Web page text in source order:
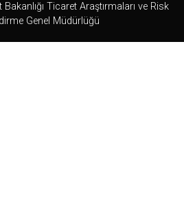
Ticaret Araştırmaları ve Risk
Genel Müdürlüğü